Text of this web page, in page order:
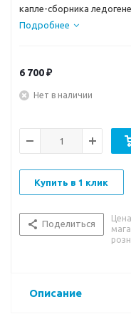
капле-сборника
требуется в случаи,
Подробнее
6 700₽
Нет в наличии
Купить в 1 клик
Поделиться
Описание